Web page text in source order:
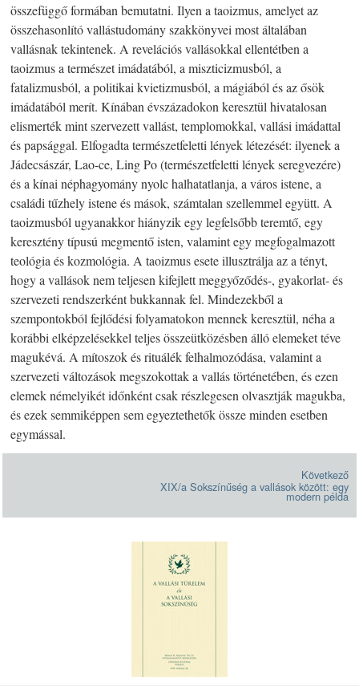
összefüggő formában bemutatni. Ilyen a taoizmus, amelyet az
összehasonlító vallástudomány szakkönyvei most általában
vallásnak tekintenek. A revelációs vallásokkal ellentétben a
taoizmus a természet imádatából, a miszticizmusból, a
fatalizmusból, a politikai kvietizmusból, a mágiából és az ősök
imádatából merít. Kínában évszázadokon keresztül hivatalosan
elismerték mint szervezett vallást, templomokkal, vallási imádattal
és papsággal. Elfogadta természetfeletti lények létezését: ilyenek a
Jádecsászár, Lao-ce, Ling Po (természetfeletti lények seregvezére)
és a kínai néphagyomány nyolc halhatatlanja, a város istene, a
családi tűzhely istene és mások, számtalan szellemmel együtt. A
taoizmusból ugyanakkor hiányzik egy legfelsőbb teremtő, egy
keresztény típusú megmentő isten, valamint egy megfogalmazott
teológia és kozmológia. A taoizmus esete illusztrálja az a tényt,
hogy a vallások nem teljesen kifejlett meggyőződés-, gyakorlat- és
szervezeti rendszerként bukkannak fel. Mindezekből a
szempontokból fejlődési folyamatokon mennek keresztül, néha a
korábbi elképzelésekkel teljes összeütközésben álló elemeket téve
magukévá. A mítoszok és rituálék felhalmozódása, valamint a
szervezeti változások megszokottak a vallás történetében, és ezen
elemek némelyikét időnként csak részlegesen olvasztják magukba,
és ezek semmiképpen sem egyeztethetők össze minden esetben
egymással.
Következő
XIX/a Sokszínűség a vallások között: egy
modern példa